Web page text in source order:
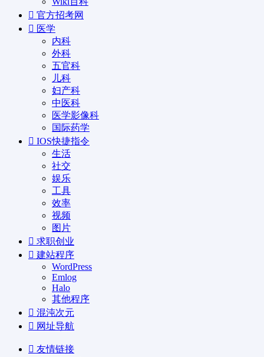
官方招考网
医学
内科
外科
五官科
儿科
妇产科
中医科
医学影像科
国际药学
IOS快捷指令
生活
社交
娱乐
工具
效率
视频
图片
求职创业
建站程序
WordPress
Emlog
Halo
其他程序
混沌次元
网址导航
友情链接